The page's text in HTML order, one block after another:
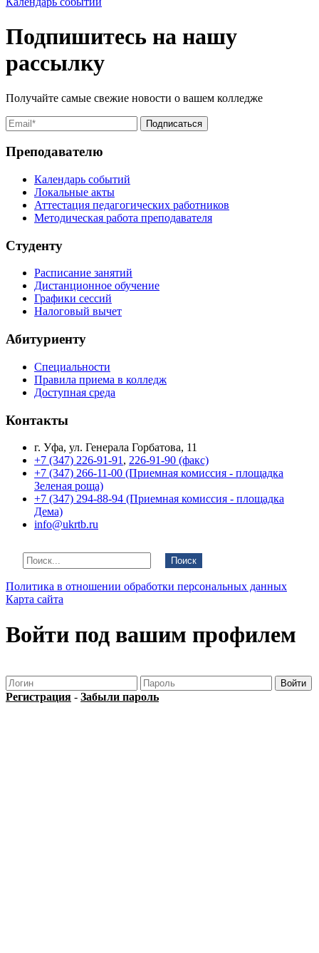
Подпишитесь на нашу
рассылку
Получайте самые свежие новости о вашем колледже
Преподавателю
Календарь событий
Локальные акты
Аттестация педагогических работников
Методическая работа преподавателя
Студенту
Расписание занятий
Дистанционное обучение
Графики сессий
Налоговый вычет
Абитуриенту
Специальности
Правила приема в колледж
Доступная среда
Контакты
г. Уфа, ул. Генерала Горбатова, 11
+7 (347) 226-91-91 , 226-91-90 (факс)
+7 (347) 266-11-00 (Приемная комиссия - площадка
Зеленая роща)
+7 (347) 294-88-94 (Приемная комиссия - площадка
Дема)
info@ukrtb.ru
Поиск
Политика в отношении обработки персональных данных
Карта сайта
Войти под вашим профилем
Регистрация - Забыли пароль